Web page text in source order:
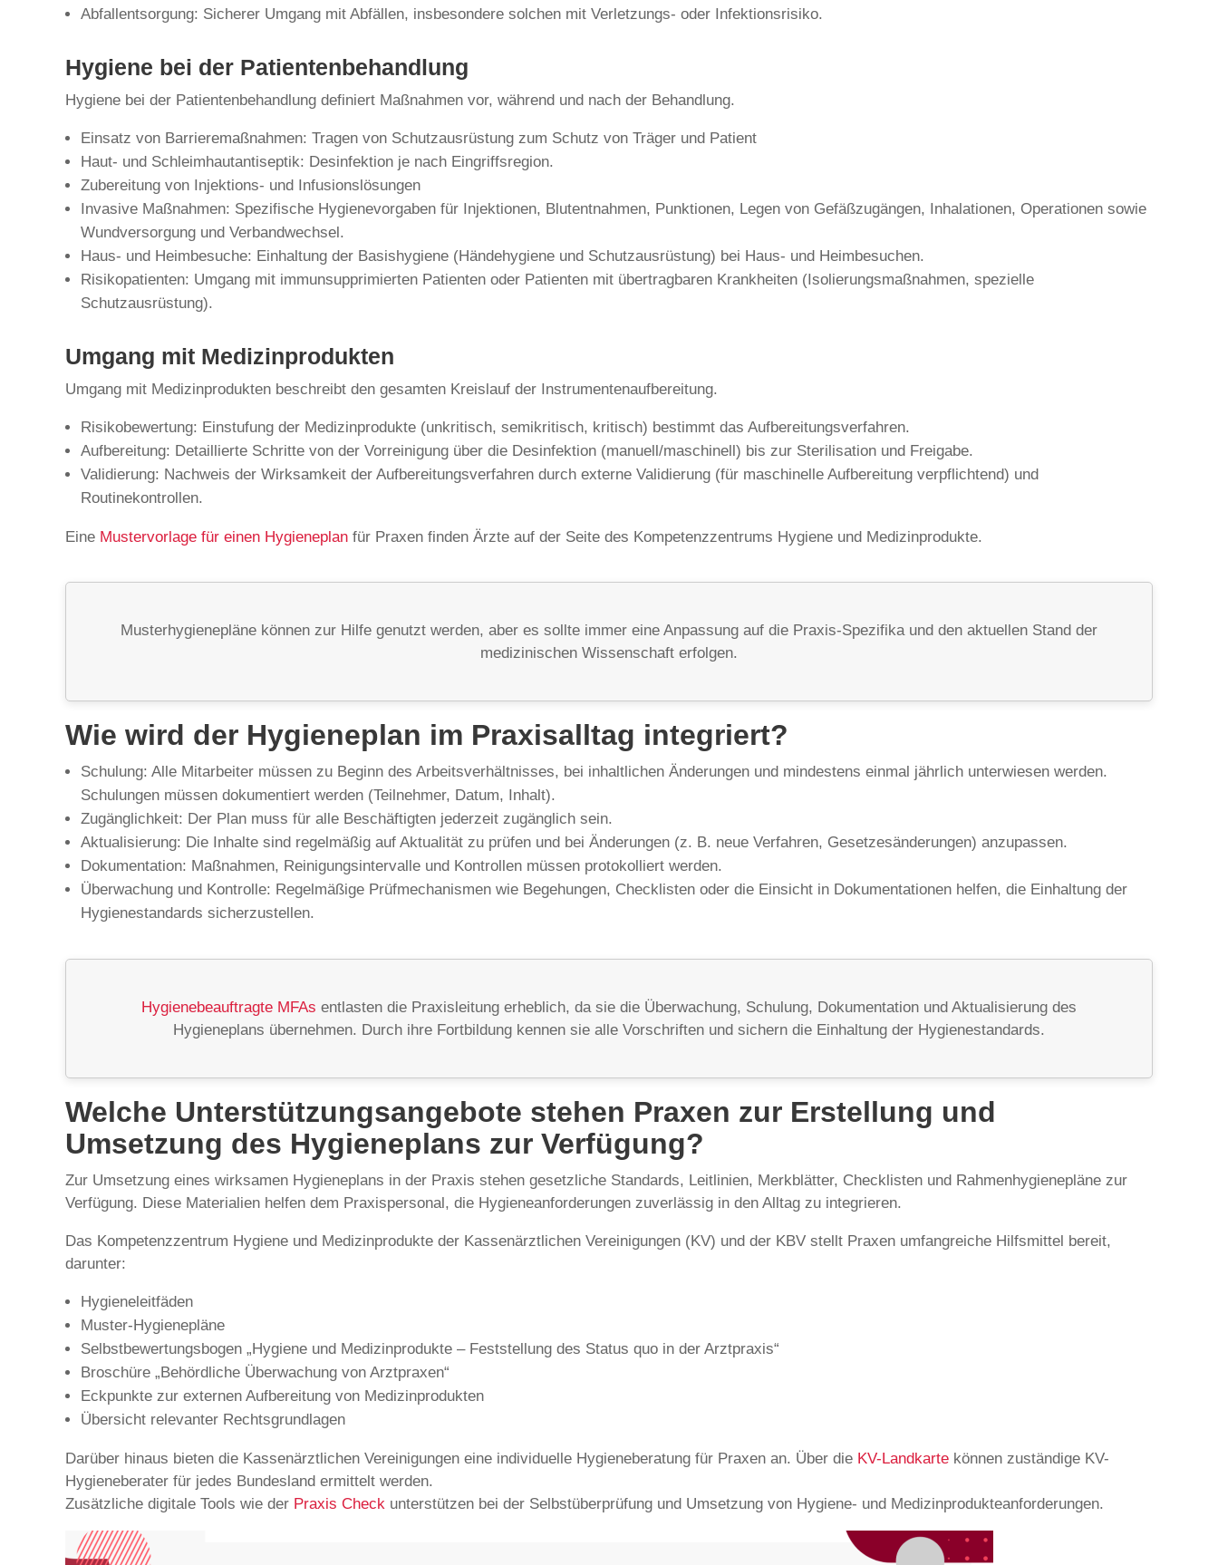
Abfallentsorgung: Sicherer Umgang mit Abfällen, insbesondere solchen mit Verletzungs- oder Infektionsrisiko.
Hygiene bei der Patientenbehandlung
Hygiene bei der Patientenbehandlung definiert Maßnahmen vor, während und nach der Behandlung.
Einsatz von Barrieremaßnahmen: Tragen von Schutzausrüstung zum Schutz von Träger und Patient
Haut- und Schleimhautantiseptik: Desinfektion je nach Eingriffsregion.
Zubereitung von Injektions- und Infusionslösungen
Invasive Maßnahmen: Spezifische Hygienevorgaben für Injektionen, Blutentnahmen, Punktionen, Legen von Gefäßzugängen, Inhalationen, Operationen sowie
Wundversorgung und Verbandwechsel.
Haus- und Heimbesuche: Einhaltung der Basishygiene (Händehygiene und Schutzausrüstung) bei Haus- und Heimbesuchen.
Risikopatienten: Umgang mit immunsupprimierten Patienten oder Patienten mit übertragbaren Krankheiten (Isolierungsmaßnahmen, spezielle
Schutzausrüstung).
Umgang mit Medizinprodukten
Umgang mit Medizinprodukten beschreibt den gesamten Kreislauf der Instrumentenaufbereitung.
Risikobewertung: Einstufung der Medizinprodukte (unkritisch, semikritisch, kritisch) bestimmt das Aufbereitungsverfahren.
Aufbereitung: Detaillierte Schritte von der Vorreinigung über die Desinfektion (manuell/maschinell) bis zur Sterilisation und Freigabe.
Validierung: Nachweis der Wirksamkeit der Aufbereitungsverfahren durch externe Validierung (für maschinelle Aufbereitung verpflichtend) und
Routinekontrollen.
Eine Mustervorlage für einen Hygieneplan für Praxen finden Ärzte auf der Seite des Kompetenzzentrums Hygiene und Medizinprodukte.
Musterhygienepläne können zur Hilfe genutzt werden, aber es sollte immer eine Anpassung auf die Praxis-Spezifika und den aktuellen Stand der
medizinischen Wissenschaft erfolgen.
Wie wird der Hygieneplan im Praxisalltag integriert?
Schulung: Alle Mitarbeiter müssen zu Beginn des Arbeitsverhältnisses, bei inhaltlichen Änderungen und mindestens einmal jährlich unterwiesen werden.
Schulungen müssen dokumentiert werden (Teilnehmer, Datum, Inhalt).
Zugänglichkeit: Der Plan muss für alle Beschäftigten jederzeit zugänglich sein.
Aktualisierung: Die Inhalte sind regelmäßig auf Aktualität zu prüfen und bei Änderungen (z. B. neue Verfahren, Gesetzesänderungen) anzupassen.
Dokumentation: Maßnahmen, Reinigungsintervalle und Kontrollen müssen protokolliert werden.
Überwachung und Kontrolle: Regelmäßige Prüfmechanismen wie Begehungen, Checklisten oder die Einsicht in Dokumentationen helfen, die Einhaltung der
Hygienestandards sicherzustellen.
Hygienebeauftragte MFAs entlasten die Praxisleitung erheblich, da sie die Überwachung, Schulung, Dokumentation und Aktualisierung des
Hygieneplans übernehmen. Durch ihre Fortbildung kennen sie alle Vorschriften und sichern die Einhaltung der Hygienestandards.
Welche Unterstützungsangebote stehen Praxen zur Erstellung und
Umsetzung des Hygieneplans zur Verfügung?
Zur Umsetzung eines wirksamen Hygieneplans in der Praxis stehen gesetzliche Standards, Leitlinien, Merkblätter, Checklisten und Rahmenhygienepläne zur
Verfügung. Diese Materialien helfen dem Praxispersonal, die Hygieneanforderungen zuverlässig in den Alltag zu integrieren.
Das Kompetenzzentrum Hygiene und Medizinprodukte der Kassenärztlichen Vereinigungen (KV) und der KBV stellt Praxen umfangreiche Hilfsmittel bereit,
darunter:
Hygieneleitfäden
Muster-Hygienepläne
Selbstbewertungsbogen „Hygiene und Medizinprodukte – Feststellung des Status quo in der Arztpraxis“
Broschüre „Behördliche Überwachung von Arztpraxen“
Eckpunkte zur externen Aufbereitung von Medizinprodukten
Übersicht relevanter Rechtsgrundlagen
Darüber hinaus bieten die Kassenärztlichen Vereinigungen eine individuelle Hygieneberatung für Praxen an. Über die KV-Landkarte können zuständige KV-
Hygieneberater für jedes Bundesland ermittelt werden.
Zusätzliche digitale Tools wie der Praxis Check unterstützen bei der Selbstüberprüfung und Umsetzung von Hygiene- und Medizinprodukteanforderungen.